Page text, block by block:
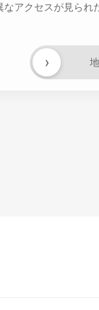
なアクセスが見られ
›